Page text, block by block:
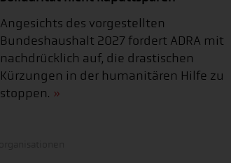
Angesichts des vorgestellten
Bundeshaushalt 2027 fordert ADRA mit
nachdrücklich auf, die drastischen
Kürzungen in der humanitären Hilfe zu
stoppen.